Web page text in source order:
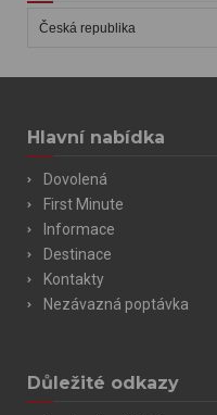
Hlavní nabídka
Dovolená
First Minute
Informace
Destinace
Kontakty
Nezávazná poptávka
Důležité odkazy